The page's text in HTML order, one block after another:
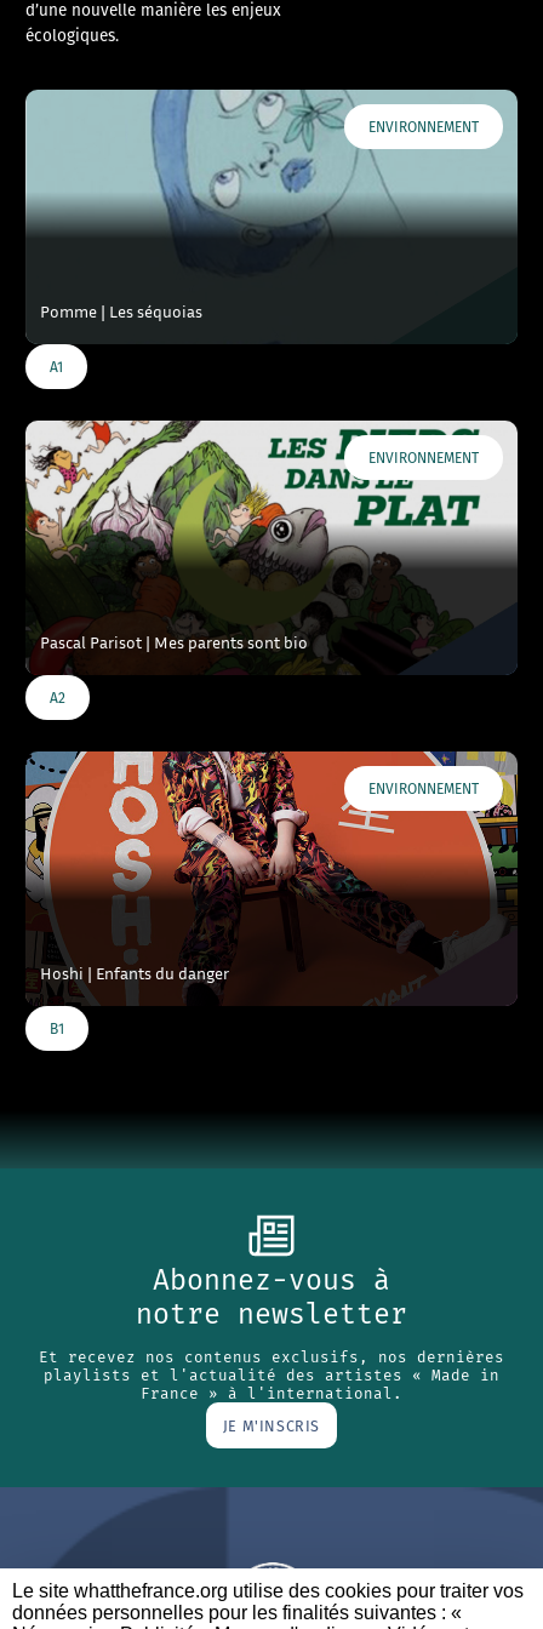
Le site whatthefrance.org utilise des cookies pour traiter vos
données personnelles pour les finalités suivantes : «
d’une nouvelle manière les enjeux
écologiques.
ENVIRONNEMENT
Pomme | Les séquoias
A1
ENVIRONNEMENT
Pascal Parisot | Mes parents sont bio
A2
ENVIRONNEMENT
Hoshi | Enfants du danger
B1
Abonnez-vous à
notre newsletter
Et recevez nos contenus exclusifs, nos dernières
playlists et l'actualité des artistes « Made in
France » à l'international.
JE M'INSCRIS